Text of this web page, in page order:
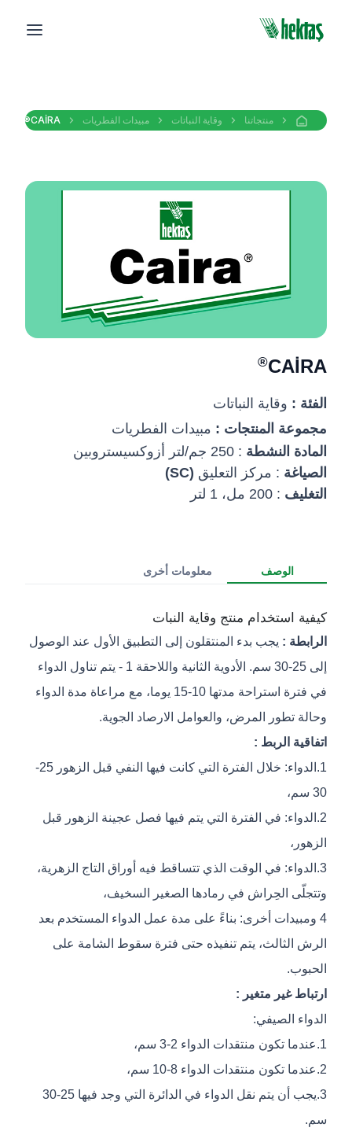
منتجاتنا وقاية النباتات مبيدات الفطريات CAİRA®
CAİRA
®
الفئة : وقاية النباتات
مجموعة المنتجات : مبيدات الفطريات
المادة النشطة : 250 جم/لتر أزوكسيستروبين
الصياغة : مركز التعليق (SC)
التغليف : 200 مل، 1 لتر
الوصف معلومات أخرى
كيفية استخدام منتج وقاية النبات
الرابطة : يجب بدء المنتقلون إلى التطبيق الأول عند الوصول
إلى 25-30 سم. الأدوية الثانية واللاحقة 1 - يتم تناول الدواء
في فترة استراحة مدتها 10-15 يوما، مع مراعاة مدة الدواء
وحالة تطور المرض، والعوامل الارصاد الجوية.
اتفاقية الربط :
1.الدواء: خلال الفترة التي كانت فيها النفي قبل الزهور 25-
30 سم،
2.الدواء: في الفترة التي يتم فيها فصل عجينة الزهور قبل
الزهور،
3.الدواء: في الوقت الذي تتساقط فيه أوراق التاج الزهرية،
وتتجلّى الحِراش في رمادها الصغير السخيف،
4 ومبيدات أخرى: بناءً على مدة عمل الدواء المستخدم بعد
الرش الثالث، يتم تنفيذه حتى فترة سقوط الشامة على
الحبوب.
ارتباط غير متغير :
الدواء الصيفي:
1.عندما تكون منتقدات الدواء 2-3 سم،
2.عندما تكون منتقدات الدواء 8-10 سم،
3.يجب أن يتم نقل الدواء في الدائرة التي وجد فيها 25-30
سم.